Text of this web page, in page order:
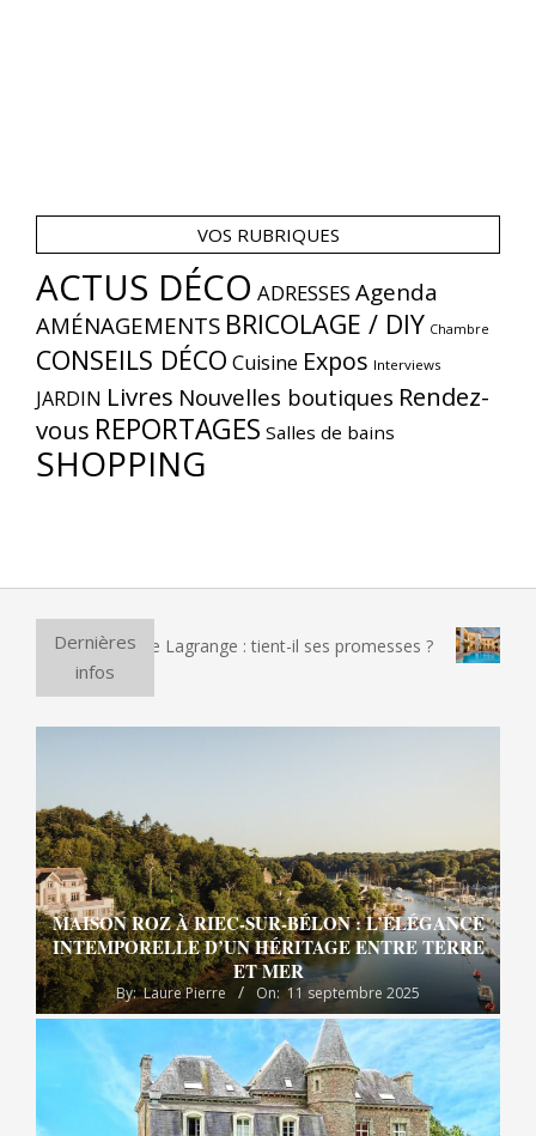
VOS RUBRIQUES
ACTUS DÉCO ADRESSES Agenda
AMÉNAGEMENTS BRICOLAGE / DIY Chambre
CONSEILS DÉCO Cuisine Expos Interviews
JARDIN Livres Nouvelles boutiques Rendez-
vous REPORTAGES Salles de bains
SHOPPING
Dernières
infos
Lagrange : tient-il ses promesses ? Et si vous
MAISON ROZ À RIEC-SUR-BÉLON : L’ÉLÉGANCE
INTEMPORELLE D’UN HÉRITAGE ENTRE TERRE
ET MER
By: Laure Pierre On: 11 septembre 2025